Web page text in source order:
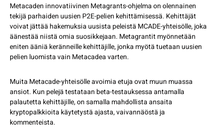
Metacaden innovatiivinen Metagrants-ohjelma on olennainen
tekijä parhaiden uusien P2E-pelien kehittämisessä. Kehittäjät
voivat jättää hakemuksia uusista peleistä MCADE-yhteisölle, joka
äänestää niistä omia suosikkejaan. Metagrantit myönnetään
eniten ääniä keränneille kehittäjille, jonka myötä tuetaan uusien
pelien luomista vain Metacadea varten.
Muita Metacade-yhteisölle avoimia etuja ovat muun muassa
ansiot. Kun pelejä testataan beta-testauksessa antamalla
palautetta kehittäjille, on samalla mahdollista ansaita
kryptopalkkioita käytetystä ajasta, vaivannäöstä ja
kommenteista.